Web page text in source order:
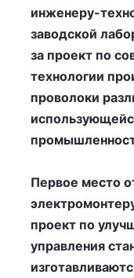
инженеру-
заводской
за проект по
технологии
проволоки
Первое место
проект по
управления